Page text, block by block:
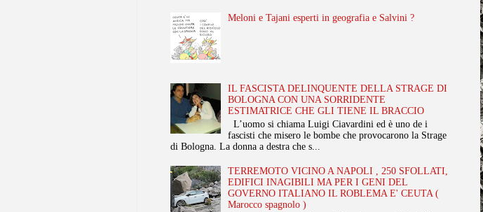
Meloni e Tajani esperti in geografia e Salvini ?
IL FASCISTA DELINQUENTE DELLA STRAGE DI
BOLOGNA CON UNA SORRIDENTE
ESTIMATRICE CHE GLI TIENE IL BRACCIO
L’uomo si chiama Luigi Ciavardini ed è uno de i
fascisti che misero le bombe che provocarono la Strage
di Bologna. La donna a destra che s...
TERREMOTO VICINO A NAPOLI , 250 SFOLLATI,
EDIFICI INAGIBILI MA PER I GENI DEL
GOVERNO ITALIANO IL ROBLEMA E' CEUTA (
Marocco spagnolo )